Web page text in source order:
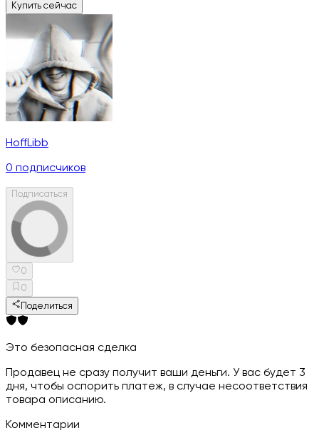
Купить сейчас
HoffLibb
0 подписчиков
Подписаться
0
0
Поделиться
Это безопасная сделка
Продавец не сразу получит ваши деньги. У вас будет 3
дня, чтобы оспорить платеж, в случае несоответствия
товара описанию.
Комментарии